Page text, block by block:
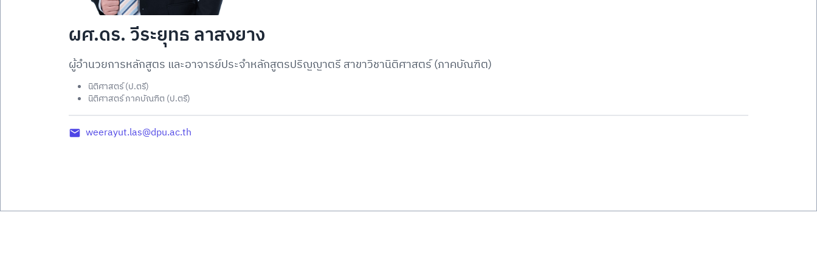
ผศ.ดร. วีระยุทธ ลาสงยาง
ผู้อำนวยการหลักสูตร และอาจารย์ประจำหลักสูตรปริญญาตรี สาขาวิชานิติศาสตร์ (ภาคบัณฑิต)
นิติศาสตร์ (ป.ตรี)
นิติศาสตร์ ภาคบัณฑิต (ป.ตรี)
weerayut.las@dpu.ac.th